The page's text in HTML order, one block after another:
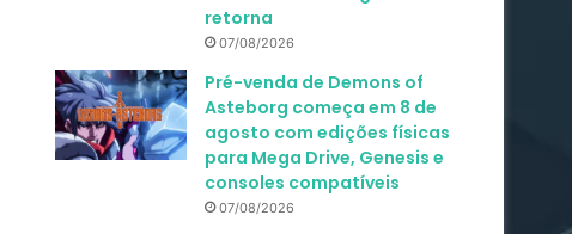
retorna
07/08/2026
Pré-venda de Demons of
Asteborg começa em 8 de
agosto com edições físicas
para Mega Drive, Genesis e
consoles compatíveis
07/08/2026